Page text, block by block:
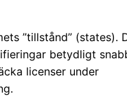
”tillstånd” (states).
betydligt
licenser under